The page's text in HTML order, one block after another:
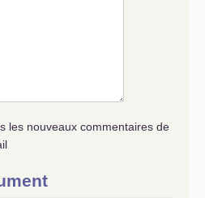
les nouveaux commentaires de